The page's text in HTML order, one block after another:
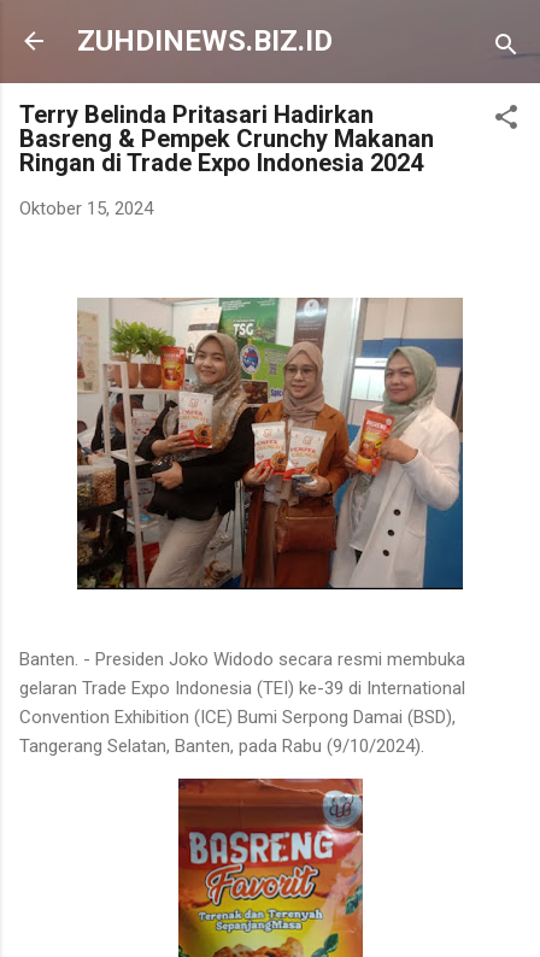
Langsung ke konten utama
ZUHDINEWS.BIZ.ID
Terry Belinda Pritasari Hadirkan
Basreng & Pempek Crunchy Makanan
Ringan di Trade Expo Indonesia 2024
Oktober 15, 2024
Banten. - Presiden Joko Widodo secara resmi membuka
gelaran Trade Expo Indonesia (TEI) ke-39 di International
Convention Exhibition (ICE) Bumi Serpong Damai (BSD),
Tangerang Selatan, Banten, pada Rabu (9/10/2024).